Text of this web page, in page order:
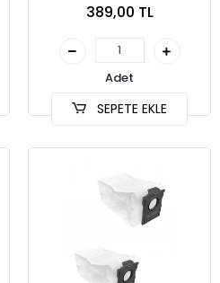
yan fırça
389,00 TL
Adet
SEPETE EKLE